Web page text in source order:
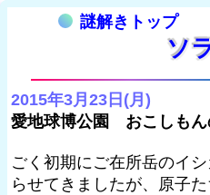
謎解きトップ
ソ
2015年3月23日(月)
愛地球博公園 おこしもん
ごく初期にご在所岳のイ
らせてきましたが、原子